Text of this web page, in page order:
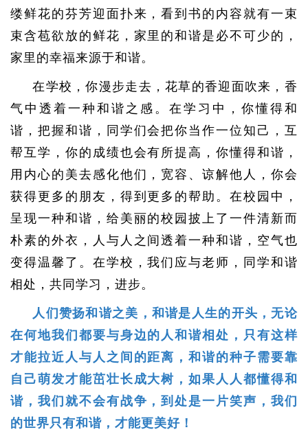
缕鲜花的芬芳迎面扑来，看到书的内容就有一束
束含苞欲放的鲜花，家里的和谐是必不可少的，
家里的幸福来源于和谐。
在学校，你漫步走去，花草的香迎面吹来，香
气中透着一种和谐之感。在学习中，你懂得和
谐，把握和谐，同学们会把你当作一位知己，互
帮互学，你的成绩也会有所提高，你懂得和谐，
用内心的美去感化他们，宽容、谅解他人，你会
获得更多的朋友，得到更多的帮助。在校园中，
呈现一种和谐，给美丽的校园披上了一件清新而
朴素的外衣，人与人之间透着一种和谐，空气也
变得温馨了。在学校，我们应与老师，同学和谐
相处，共同学习，进步。
人们赞扬和谐之美，和谐是人生的开头，无论
在何地我们都要与身边的人和谐相处，只有这样
才能拉近人与人之间的距离，和谐的种子需要靠
自己萌发才能茁壮长成大树，如果人人都懂得和
谐，我们就不会有战争，到处是一片笑声，我们
的世界只有和谐，才能更美好！